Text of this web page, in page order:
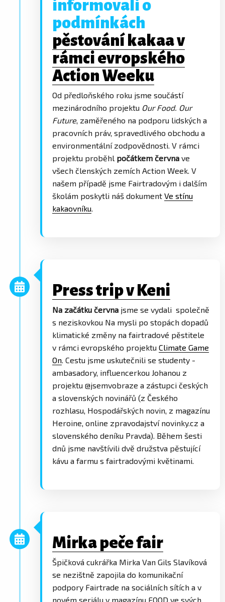
informovali o
podmínkách
pěstování kakaa v
rámci evropského
Action Weeku
Od předloňského roku jsme součástí
mezinárodního projektu Our Food. Our
Future, zaměřeného na podporu lidských a
pracovních práv, spravedlivého obchodu a
environmentální zodpovědnosti. V rámci
projektu proběhl počátkem června ve
všech členských zemích Action Week. V
našem případě jsme Fairtradovým i dalším
školám poskytli náš dokument Ve stínu
kakaovníku.
Press trip v Keni
Na začátku června jsme se vydali společně
s neziskovkou Na mysli po stopách dopadů
klimatické změny na fairtradové pěstitele
v rámci evropského projektu Climate Game
On. Cestu jsme uskutečnili se studenty -
ambasadory, influencerkou Johanou z
projektu @jsemvobraze a zástupci českých
a slovenských novinářů (z Českého
rozhlasu, Hospodářských novin, z magazínu
Heroine, online zpravodajství novinky.cz a
slovenského deníku Pravda). Během šesti
dnů jsme navštívili dvě družstva pěstující
kávu a farmu s fairtradovými květinami.
Mirka peče fair
Špičková cukrářka Mirka Van Gils Slavíková
se nezištně zapojila do komunikační
podpory Fairtrade na sociálních sítích a v
novém seriálu v magazínu FOOD ve svých